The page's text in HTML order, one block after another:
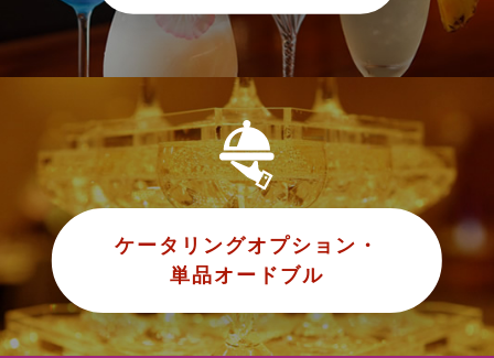
ケータリングオプション・
単品オードブル